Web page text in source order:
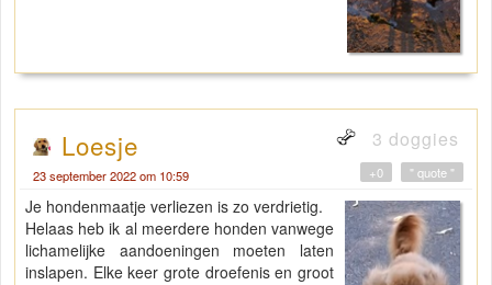
Loesje 3 doggies
23 september 2022 om 10:59 " quote "
+0
Je hondenmaatje verliezen is zo verdrietig.
Helaas heb ik al meerdere honden vanwege
lichamelijke aandoeningen moeten laten
inslapen. Elke keer grote droefenis en groot